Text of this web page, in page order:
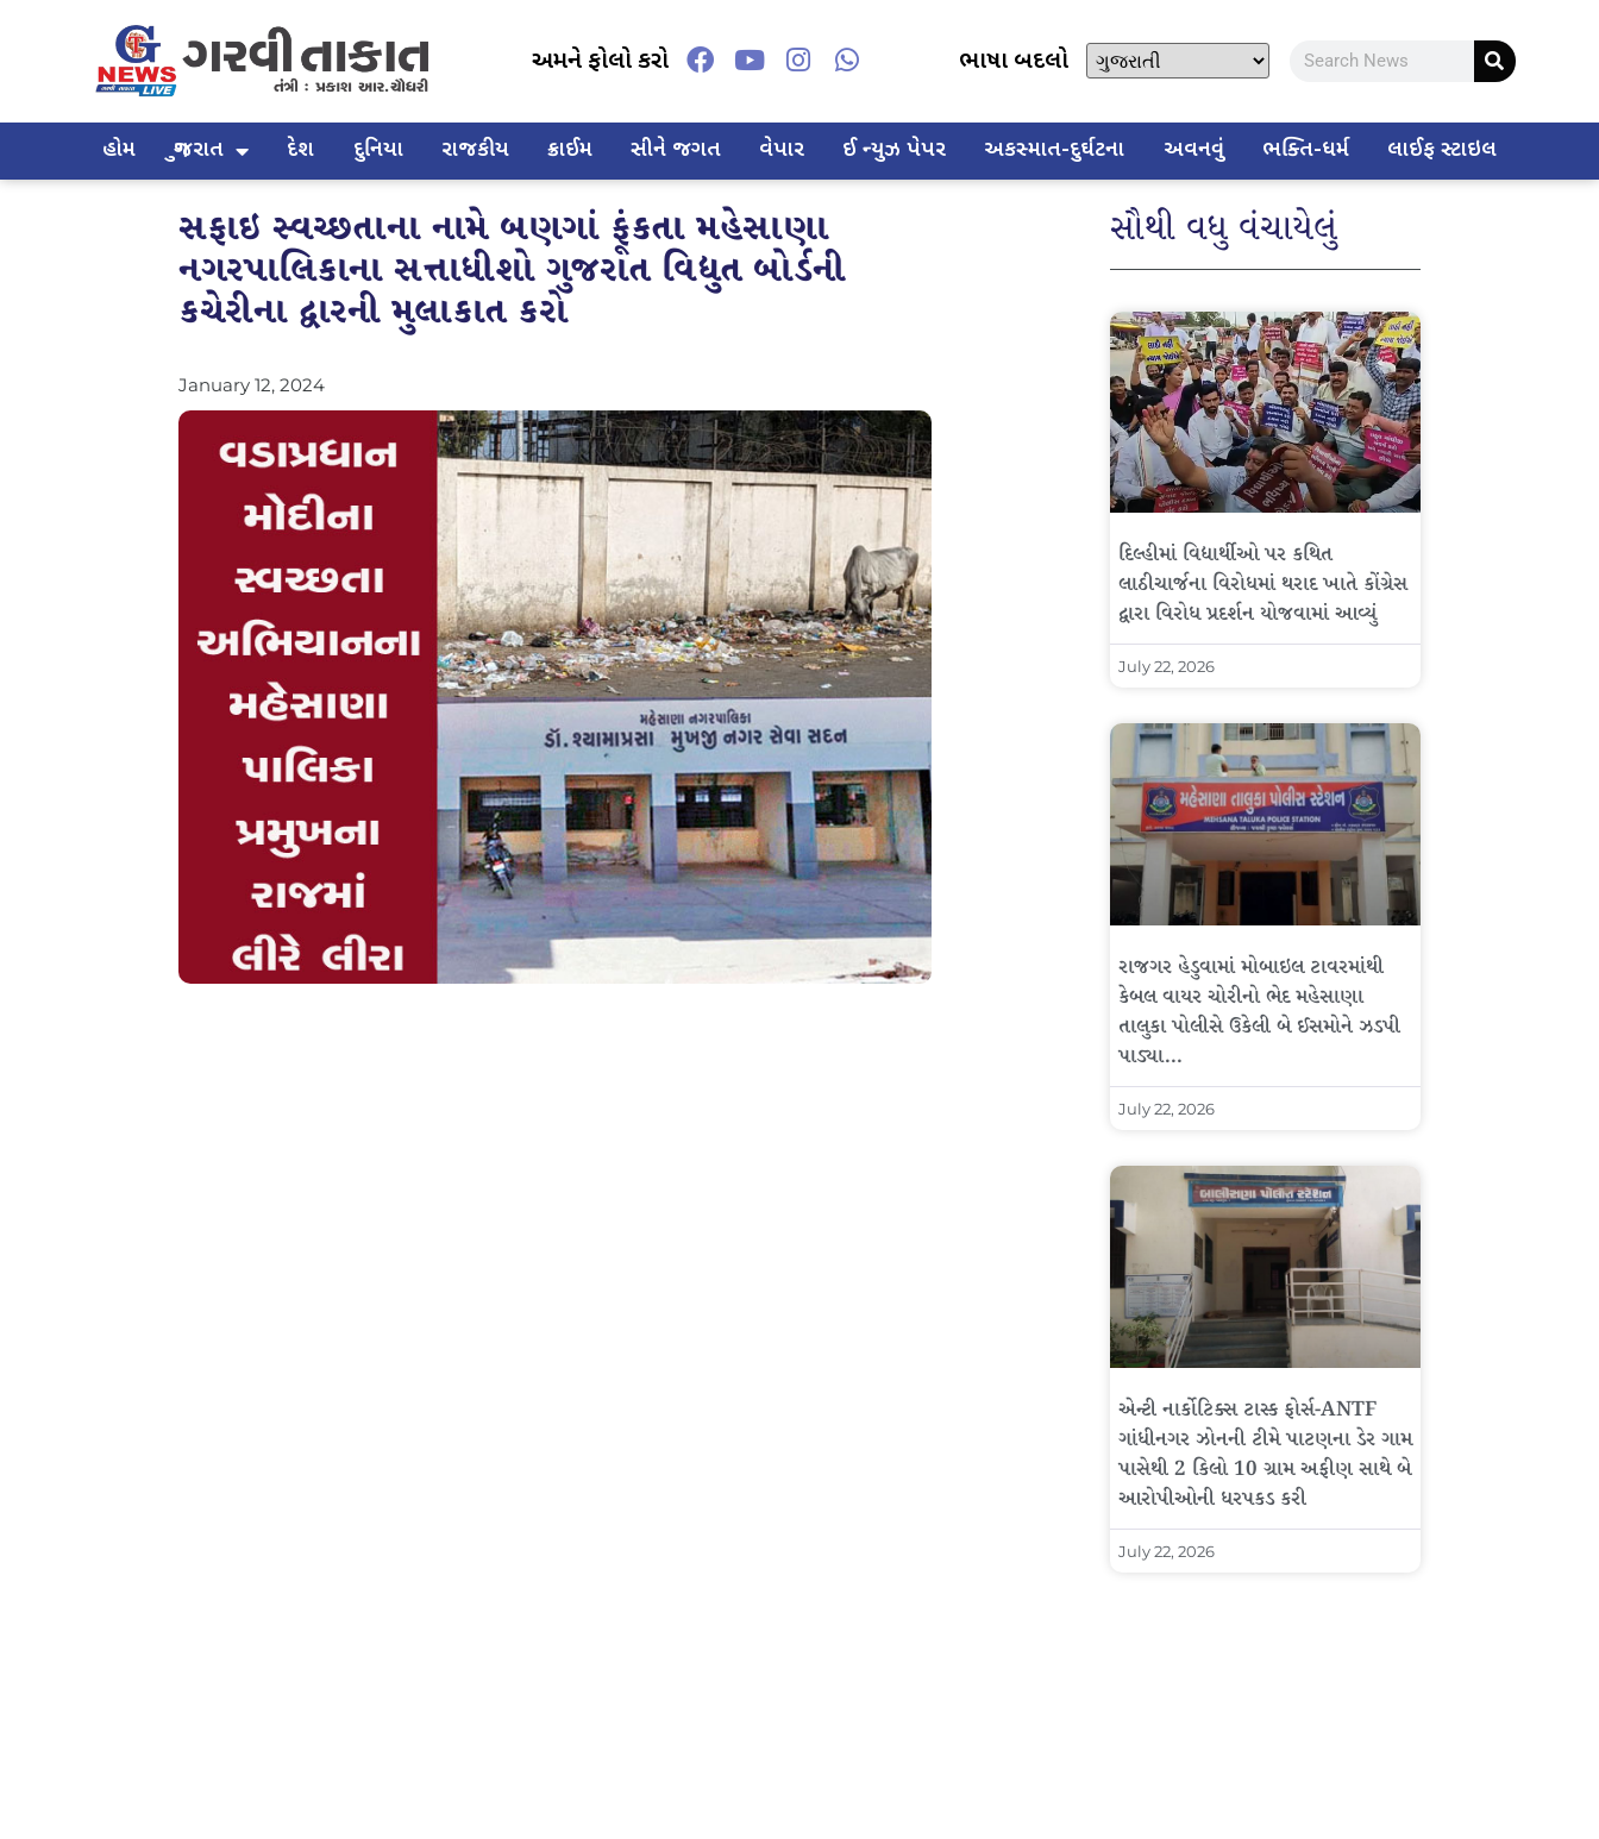
અમને ફોલો કરો ભાષા બદલો
હોમ ગુજરાત દેશ દુનિયા રાજકીય ક્રાઈમ સીને જગત વેપાર ઈ ન્યુઝ પેપર અકસ્માત-દુર્ઘટના અવનવું ભક્તિ-ધર્મ લાઈફ સ્ટાઇલ
સફાઇ સ્વચ્છતાના નામે બણગાં ફૂંકતા મહેસાણા
નગરપાલિકાના સત્તાધીશો ગુજરાત વિદ્યુત બોર્ડની
કચેરીના દ્વારની મુલાકાત કરો
January 12, 2024
સૌથી વધુ વંચાયેલું
દિલ્હીમાં વિદ્યાર્થીઓ પર કથિત
લાઠીચાર્જના વિરોધમાં થરાદ ખાતે કોંગ્રેસ
દ્વારા વિરોધ પ્રદર્શન યોજવામાં આવ્યું
July 22, 2026
રાજગર હેડુવામાં મોબાઇલ ટાવરમાંથી
કેબલ વાયર ચોરીનો ભેદ મહેસાણા
તાલુકા પોલીસે ઉકેલી બે ઈસમોને ઝડપી
પાડ્યા…
July 22, 2026
એન્ટી નાર્કોટિક્સ ટાસ્ક ફોર્સ-ANTF
ગાંધીનગર ઝોનની ટીમે પાટણના ડેર ગામ
પાસેથી 2 કિલો 10 ગ્રામ અફીણ સાથે બે
આરોપીઓની ધરપકડ કરી
July 22, 2026